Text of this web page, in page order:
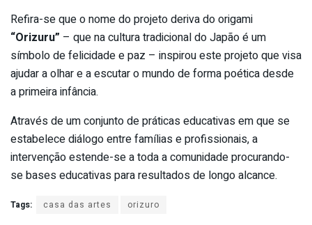
Refira-se que o nome do projeto deriva do origami
“Orizuru” – que na cultura tradicional do Japão é um
símbolo de felicidade e paz – inspirou este projeto que visa
ajudar a olhar e a escutar o mundo de forma poética desde
a primeira infância.
Através de um conjunto de práticas educativas em que se
estabelece diálogo entre famílias e profissionais, a
intervenção estende-se a toda a comunidade procurando-
se bases educativas para resultados de longo alcance.
Tags: casa das artes orizuro